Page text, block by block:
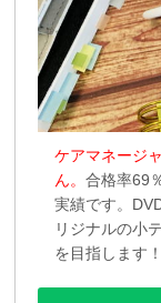
ケアマネージ
ん。合格率69
実績です。
リジナルの小
を目指します！